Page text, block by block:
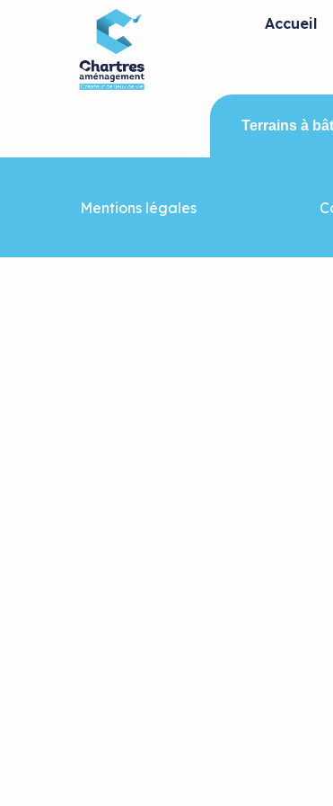
Accueil
Terrains à
Mentions légales
Panneau de gestion des cookies